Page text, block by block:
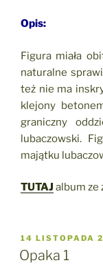
Opis:
Figura miała
naturalne
też nie ma
klejony
graniczny
lubaczowski.
majątku
TUTAJ album ze
OPUBLIKOWANE
W
14 LISTOPADA
Opaka 1